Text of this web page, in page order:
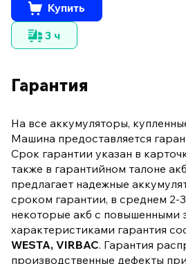
Купить
3 ч
Гарантия
На все аккумуляторы,
Машина предоставляется
Срок гарантии указан в
также в гарантийном талоне
предлагает надежные
сроком гарантии, в среднем 2-
некоторые акб с повышенными
характеристиками гарантия
WESTA, VIRBAC. Гарантия
производственные дефекты